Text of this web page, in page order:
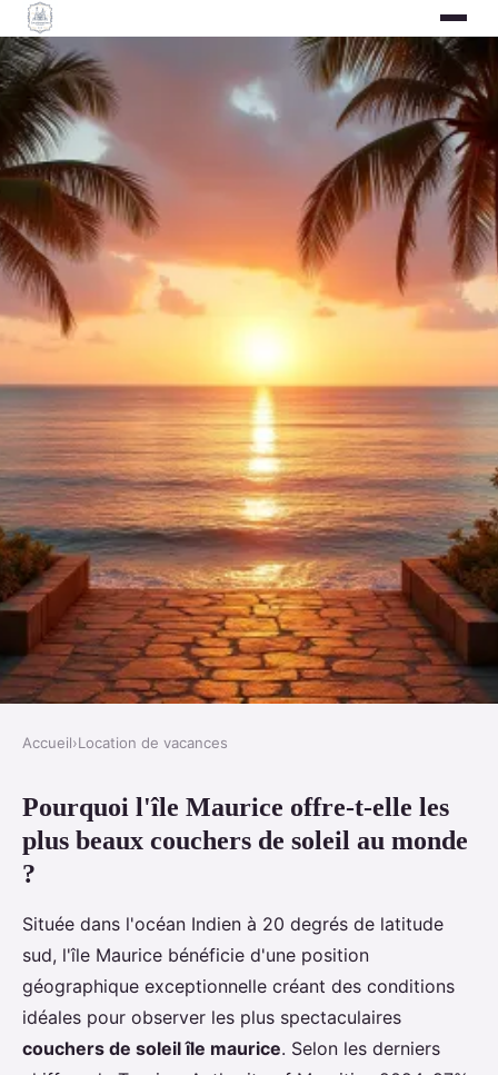
Profiter des plus beaux couchers
de soleil depuis votre villa à l’Île
maurice
Valentine•27/12/2025 •16 min de lecture
Accueil›Location de vacances
Pourquoi l'île Maurice offre-t-elle les
plus beaux couchers de soleil au monde
?
Située dans l'océan Indien à 20 degrés de latitude
sud, l'île Maurice bénéficie d'une position
géographique exceptionnelle créant des conditions
idéales pour observer les plus spectaculaires
couchers de soleil île maurice. Selon les derniers